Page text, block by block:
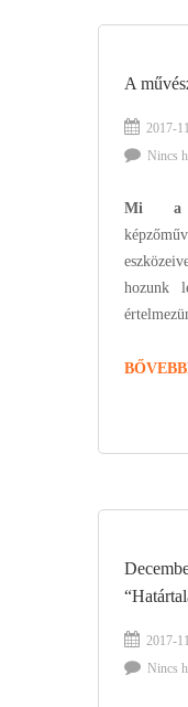
A
2017-
Nincs
Mi a
hozunk
2017-
Nincs